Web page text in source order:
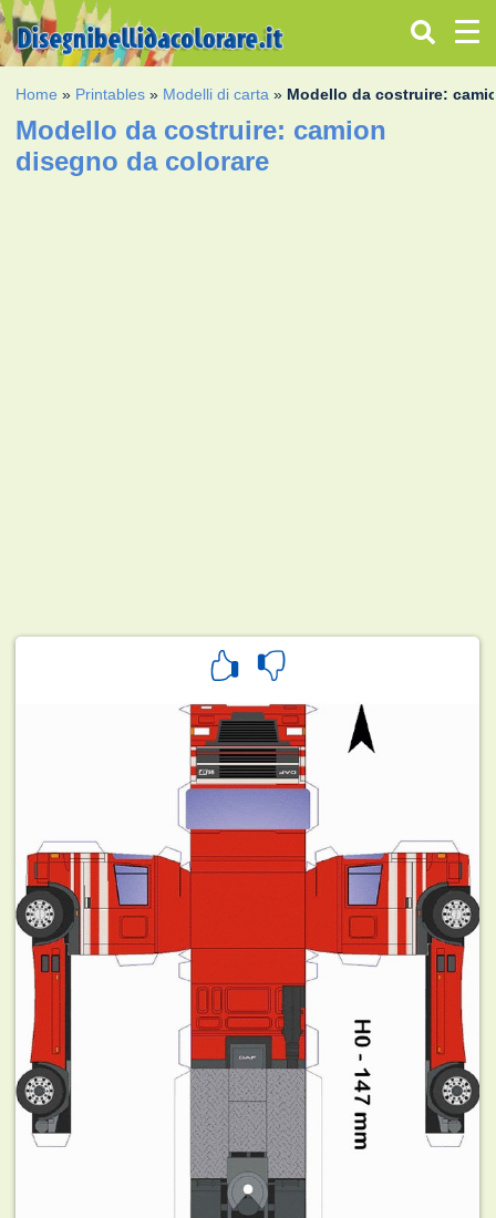
Home » Printables » Modelli di carta » Modello da costruire:
Modello da costruire: camion
disegno da colorare